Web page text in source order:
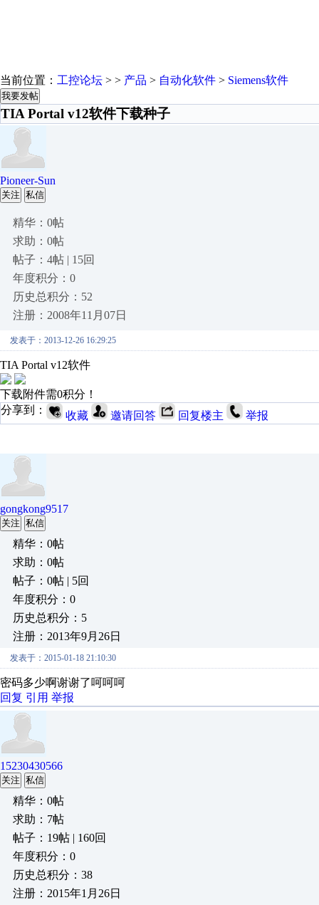
当前位置： 工控论坛 > > 产品 > 自动化软件 > Siemens软件
我要发帖
TIA Portal v12软件下载种子
Pioneer-Sun
关注 私信
精华：0帖
求助：0帖
帖子：4帖 | 15回
年度积分：0
历史总积分：52
注册：2008年11月07日
发表于：2013-12-26 16:29:25
TIA Portal v12软件
下载附件需0积分！
分享到：
收藏 邀请回答 回复楼主 举报
gongkong9517
关注 私信
精华：0帖
求助：0帖
帖子：0帖 | 5回
年度积分：0
历史总积分：5
注册：2013年9月26日
发表于：2015-01-18 21:10:30
密码多少啊谢谢了呵呵呵
回复 引用 举报
15230430566
关注 私信
精华：0帖
求助：7帖
帖子：19帖 | 160回
年度积分：0
历史总积分：38
注册：2015年1月26日